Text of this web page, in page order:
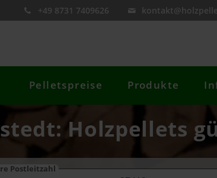
+49 8731 7409626
Pelletspreise Produkte
Holzpellets
Postleitzahl